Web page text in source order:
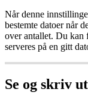
Når denne
bestemte datoer når
over antallet. Du kan
serveres på en gitt
Se og skriv ut